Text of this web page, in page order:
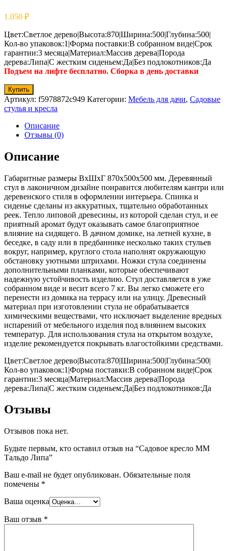
1.050 ₽
Цвет:Светлое дерево|Высота:870|Ширина:500|Глубина:500|
Кол-во упаковок:1|Форма поставки:В собранном виде|Срок
гарантии:3 месяца|Материал:Массив дерева|Порода
дерева:Липа|С жестким сиденьем:Да|Без подлокотников:Да
Подъем на лифте бесплатно. Сборка в день доставки
Купить
Артикул: f5978872c949 Категории: Мебель для дачи, Садовые
стулья и кресла
Описание
Отзывы (0)
Описание
Габаритные размеры ВхШхГ 870x500x500 мм. Деревянный
стул в лаконичном дизайне понравится любителям кантри или
деревенского стиля в оформлении интерьера. Спинка и
сиденье сделаны из аккуратных, тщательно обработанных
реек. Тепло липовой древесины, из которой сделан стул, и ее
приятный аромат будут оказывать самое благоприятное
влияние на сидящего. В дачном домике, на летней кухне, в
беседке, в саду или в предбаннике несколько таких стульев
вокруг, например, круглого стола наполнят окружающую
обстановку уютными штрихами. Ножки стула соединены
дополнительными планками, которые обеспечивают
надежную устойчивость изделию. Стул доставляется в уже
собранном виде и весит всего 7 кг. Вы легко сможете его
перенести из домика на террасу или на улицу. Древесный
материал при изготовлении стула не обрабатывается
химическими веществами, что исключает выделение вредных
испарений от мебельного изделия под влиянием высоких
температур. Для использования стула на открытом воздухе,
изделие рекомендуется покрывать влагостойкими средствами.
Цвет:Светлое дерево|Высота:870|Ширина:500|Глубина:500|
Кол-во упаковок:1|Форма поставки:В собранном виде|Срок
гарантии:3 месяца|Материал:Массив дерева|Порода
дерева:Липа|С жестким сиденьем:Да|Без подлокотников:Да
Отзывы
Отзывов пока нет.
Будьте первым, кто оставил отзыв на “Садовое кресло ММ
Тальдо Липа”
Ваш e-mail не будет опубликован. Обязательные поля
помечены *
Ваша оценка
Ваш отзыв *